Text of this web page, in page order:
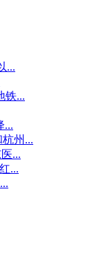
...
铁...
...
州...
...
...